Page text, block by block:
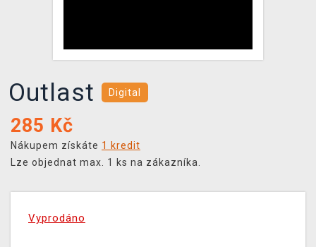
Outlast Digital
285 Kč
Nákupem získáte 1 kredit
Lze objednat max. 1 ks na zákazníka.
Vyprodáno